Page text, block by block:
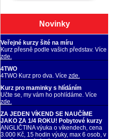
Novinky
Veřejné kurzy šité na míru
Kurz přesně podle vašich představ. Více
zde.
4TWO
4TWO Kurz pro dva. Více zde.
Kurz pro maminky s hlídáním
Učte se, my vám ho pohlídáme. Více
zde.
ZA JEDEN VÍKEND SE NAUČÍME
JAKO ZA 1/4 ROKU! Pobytové kurzy
ANGLIČTINA výuka o víkendech, cena
3.000 Kč, 15 hodin výuky, max 6 osob, v